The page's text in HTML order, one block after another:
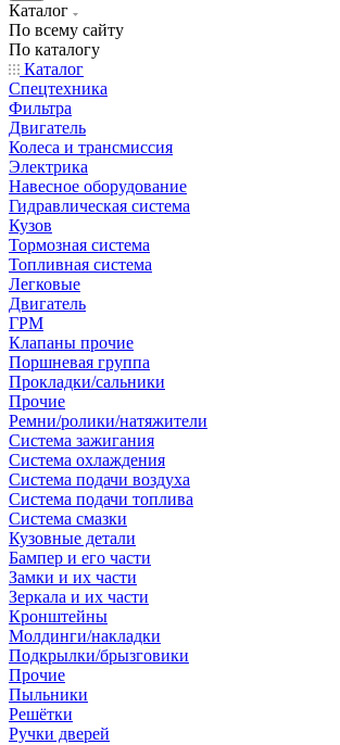
Каталог
По всему сайту
По каталогу
Каталог
Спецтехника
Фильтра
Двигатель
Колеса и трансмиссия
Электрика
Навесное оборудование
Гидравлическая система
Кузов
Тормозная система
Топливная система
Легковые
Двигатель
ГРМ
Клапаны прочие
Поршневая группа
Прокладки/сальники
Прочие
Ремни/ролики/натяжители
Система зажигания
Система охлаждения
Система подачи воздуха
Система подачи топлива
Система смазки
Кузовные детали
Бампер и его части
Замки и их части
Зеркала и их части
Кронштейны
Молдинги/накладки
Подкрылки/брызговики
Прочие
Пыльники
Решётки
Ручки дверей